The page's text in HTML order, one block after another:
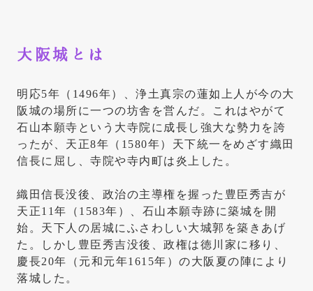
大阪城とは
明応5年（1496年）、浄土真宗の蓮如上人が今の大
阪城の場所に一つの坊舎を営んだ。これはやがて
石山本願寺という大寺院に成長し強大な勢力を誇
ったが、天正8年（1580年）天下統一をめざす織田
信長に屈し、寺院や寺内町は炎上した。
織田信長没後、政治の主導権を握った豊臣秀吉が
天正11年（1583年）、石山本願寺跡に築城を開
始。天下人の居城にふさわしい大城郭を築きあげ
た。しかし豊臣秀吉没後、政権は徳川家に移り、
慶長20年（元和元年1615年）の大阪夏の陣により
落城した。